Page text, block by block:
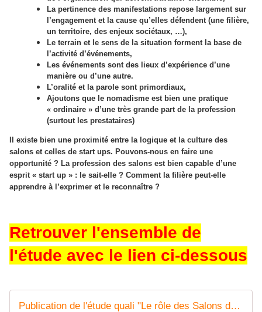
La pertinence des manifestations repose largement sur
l’engagement et la cause qu’elles défendent (une filière,
un territoire, des enjeux sociétaux, …),
Le terrain et le sens de la situation forment la base de
l’activité d’événements,
Les événements sont des lieux d’expérience d’une
manière ou d’une autre.
L’oralité et la parole sont primordiaux,
Ajoutons que le nomadisme est bien une pratique
« ordinaire » d’une très grande part de la profession
(surtout les prestataires)
Il existe bien une proximité entre la logique et la culture des
salons et celles de start ups. Pouvons-nous en faire une
opportunité ? La profession des salons est bien capable d’une
esprit « start up » : le sait-elle ? Comment la filière peut-elle
apprendre à l’exprimer et le reconnaître ?
Retrouver l'ensemble de
l'étude avec le lien ci-dessous
Publication de l'étude quali "Le rôle des Salons dans l'innovation et la vie des Start ups" - nundinotopia.com